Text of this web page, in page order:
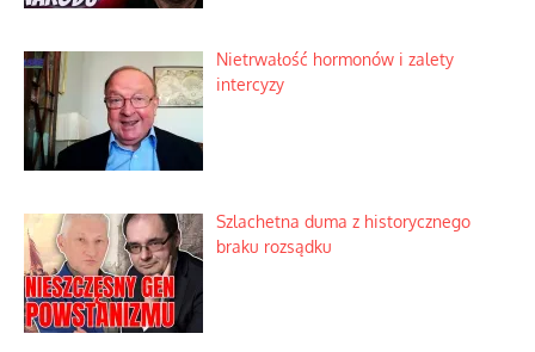
Nietrwałość hormonów i zalety
intercyzy
Szlachetna duma z historycznego
braku rozsądku